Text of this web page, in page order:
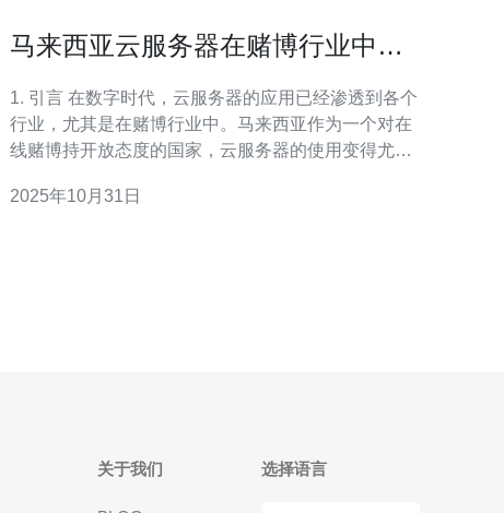
马来西亚云服务器在赌博行业中的
1. 引言 在数字时代，云服务器的应用已经渗透到各个
行业，尤其是在赌博行业中。马来西亚作为一个对在
线赌博持开放态度的国家，云服务器的使用变得尤为
应用，并提供详细的操作指南，帮助有意向的企业或
2025年10月31日
关于我们 选择语言